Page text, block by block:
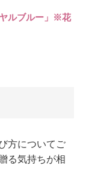
ルブルー」※花
方についてご
る気持ちが相